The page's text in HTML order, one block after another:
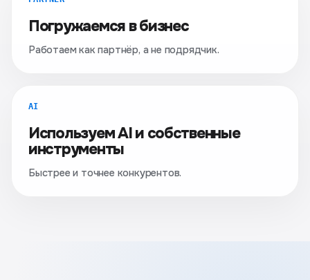
Погружаемся в бизнес
Работаем как партнёр, а не подрядчик.
AI
Используем AI и собственные
инструменты
Быстрее и точнее конкурентов.